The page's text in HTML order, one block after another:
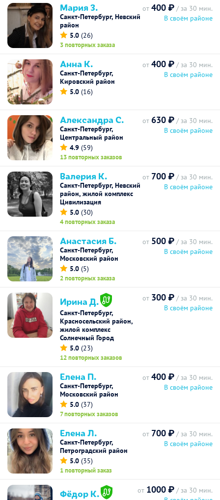
Мария З.
Санкт-Петербург, Невский
район
5.0 (26)
3 повторных заказа
от 400 ₽ / за 30 мин.
В своём районе
Анна К.
Санкт-Петербург,
Кировский район
5.0 (16)
от 400 ₽ / за 30 мин.
В своём районе
Александра С.
Санкт-Петербург,
Центральный район
4.9 (59)
13 повторных заказов
от 630 ₽ / за 30 мин.
В своём районе
Валерия К.
Санкт-Петербург, Невский
район, жилой комплекс
Цивилизация
5.0 (30)
4 повторных заказа
от 700 ₽ / за 30 мин.
В своём районе
Анастасия Б.
Санкт-Петербург,
Московский район
5.0 (5)
2 повторных заказа
от 500 ₽ / за 30 мин.
В своём районе
Ирина Д.
Санкт-Петербург,
Красносельский район,
жилой комплекс
Солнечный Город
5.0 (23)
12 повторных заказов
от 300 ₽ / за 30 мин.
В своём районе
Елена П.
Санкт-Петербург,
Московский район
5.0 (37)
7 повторных заказов
от 400 ₽ / за 30 мин.
В своём районе
Елена Л.
Санкт-Петербург,
Петроградский район
5.0 (35)
1 повторный заказ
от 700 ₽ / за 30 мин.
В своём районе
Фёдор К. от 1000 ₽ / за 30 мин.